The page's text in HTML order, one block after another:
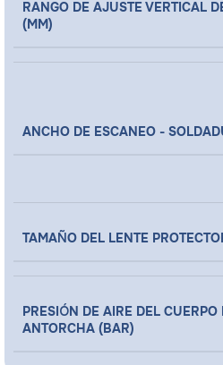
RANGO DE AJUSTE VERTICAL
(MM)
ANCHO DE ESCANEO -
TAMAÑO DEL LENTE
PRESIÓN DE AIRE DEL CUERPO
ANTORCHA (BAR)